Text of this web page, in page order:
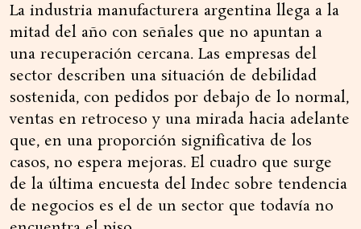
La industria manufacturera argentina llega a la
mitad del año con señales que no apuntan a
una recuperación cercana. Las empresas del
sector describen una situación de debilidad
sostenida, con pedidos por debajo de lo normal,
ventas en retroceso y una mirada hacia adelante
que, en una proporción significativa de los
casos, no espera mejoras. El cuadro que surge
de la última encuesta del Indec sobre tendencia
de negocios es el de un sector que todavía no